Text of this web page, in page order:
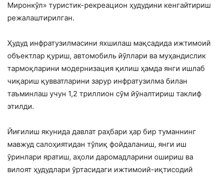
Миронкўл» туристик-рекреацион ҳудудини кенгайтириш
режалаштирилган.
Ҳудуд инфратузилмасини яхшилаш мақсадида ижтимоий
объектлар қуриш, автомобиль йўллари ва муҳандислик
тармоқларини модернизация қилиш ҳамда янги ишлаб
чиқариш қувватларини зарур инфратузилма билан
таъминлаш учун 1,2 триллион сўм йўналтириш таклиф
этилди.
Йиғилиш якунида давлат раҳбари ҳар бир туманнинг
мавжуд салоҳиятидан тўлиқ фойдаланиш, янги иш
ўринлари яратиш, аҳоли даромадларини ошириш ва
вилоят ҳудудлари ўртасидаги ижтимоий-иқтисодий